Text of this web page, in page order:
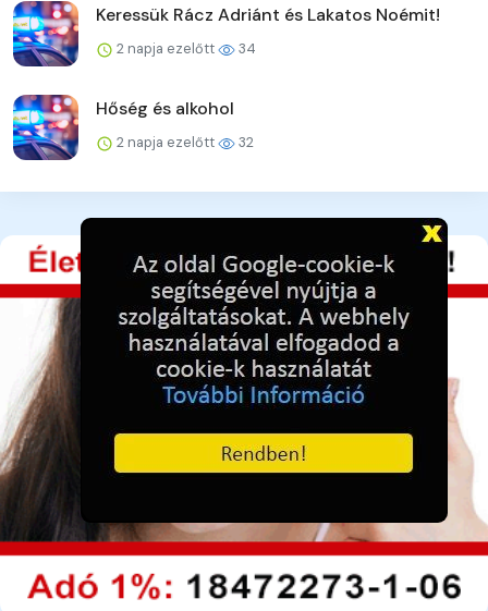
Keressük Rácz Adriánt és Lakatos Noémit!
2 napja ezelőtt 34
Hőség és alkohol
2 napja ezelőtt 32